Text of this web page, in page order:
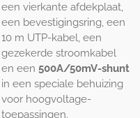
een vierkante afdekplaat,
een bevestigingsring, een
10 m UTP-kabel, een
gezekerde stroomkabel
en een 500A/50mV-shunt
in een speciale behuizing
voor hoogvoltage-
toepassingen.